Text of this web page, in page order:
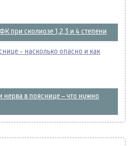
при сколиозе 1,2,3 и 4 степени
в пояснице – что нужно